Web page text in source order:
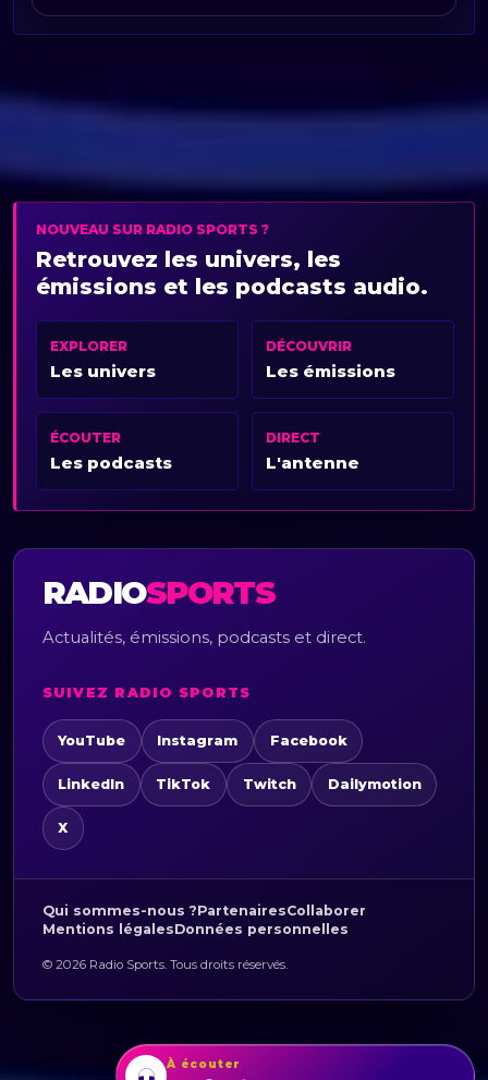
NOUVEAU SUR RADIO SPORTS ?
Retrouvez les univers, les
émissions et les podcasts audio.
EXPLORER
Les univers
DÉCOUVRIR
Les émissions
ÉCOUTER
Les podcasts
DIRECT
L'antenne
RADIOSPORTS
Actualités, émissions, podcasts et direct.
SUIVEZ RADIO SPORTS
YouTube Instagram Facebook
LinkedIn TikTok Twitch Dailymotion
X
Qui sommes-nous ?PartenairesCollaborer
Mentions légalesDonnées personnelles
© 2026 Radio Sports. Tous droits réservés.
À écouter